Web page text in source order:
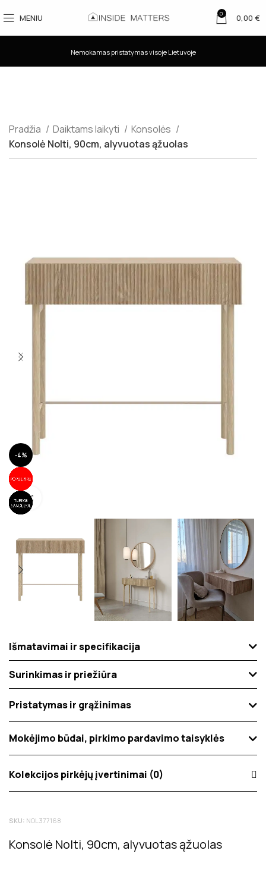
MENIU 0 0,00 €
Nemokamas pristatymas visoje Lietuvoje
Pradžia Daiktams laikyti
Konsolės
Konsolė Nolti, 90cm, alyvuotas ąžuolas
-4%
Išmatavimai ir specifikacija
Surinkimas ir priežiūra
Pristatymas ir grąžinimas
Mokėjimo būdai, pirkimo pardavimo taisyklės
Kolekcijos pirkėjų įvertinimai (0)
produktą, gali palikti atsiliepimą. Bendras produktų
įvertinimas rodo bendrą vidutinį klientų įvertinimą.
Atsiliepimai prieš juos paskelbiant yra patikrinami dėl jų
SKU: NOL377168
Konsolė Nolti, 90cm, alyvuotas ąžuolas